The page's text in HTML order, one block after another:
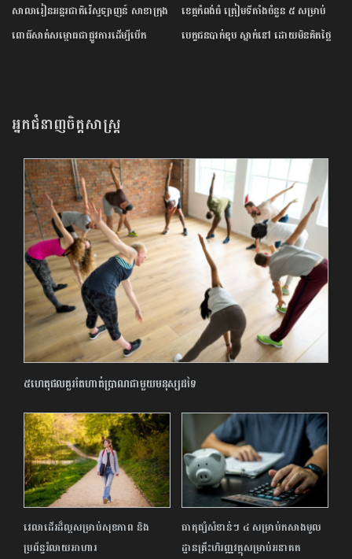
សាលារៀន​អន្តរជាតិ​វ៉េស្ទឡាញន៍​ ​សាខា​ក្រុង​
ពោធិ៍សាត់​សម្ពោធ​ជា​ផ្លូវការ​​ដើម្បី​បើក​
ខេត្ត​កំពង់ធំ​ ត្រៀម​ទីតាំង​ចំនួន​ ​៥​ ​សម្រាប់​
បេក្ខជន​បាក់ឌុប ស្នាក់នៅ ​ដោយ​មិន​គិត​ថ្លៃ​
អ្នកជំនាញចិត្តសាស្រ្ត
៥ហេតុផលគួរតែហាត់ប្រាណជាមួយមនុស្សដទៃ
វេលាដើរដ៏ល្អសម្រាប់សុខភាព និង
ប្រព័ន្ធរំលាយអាហារ
ធាតុផ្សំសំខាន់ៗ ៤ សម្រាប់កសាងមូល
ដ្ឋានគ្រឹះហិរញ្ញវត្ថុសម្រាប់អនាគត